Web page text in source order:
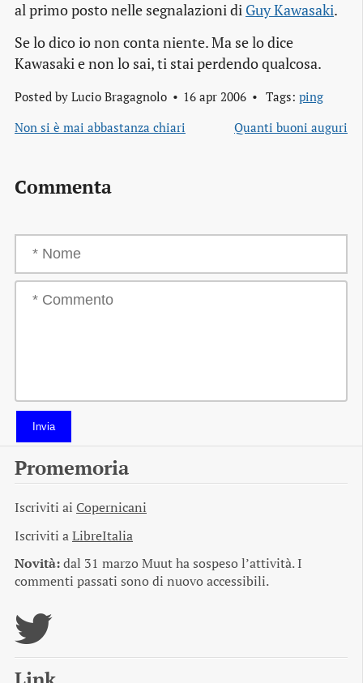
al primo posto nelle segnalazioni di Guy Kawasaki.
Se lo dico io non conta niente. Ma se lo dice
Kawasaki e non lo sai, ti stai perdendo qualcosa.
Posted by Lucio Bragagnolo 16 apr 2006 Tags: ping
Non si è mai abbastanza chiari
Quanti buoni auguri
Commenta
Invia
Promemoria
Iscriviti ai Copernicani
Iscriviti aLibreItalia
Novità:dal 31 marzo Muut ha sospeso l’attività. I
commenti passati sono di nuovo accessibili.